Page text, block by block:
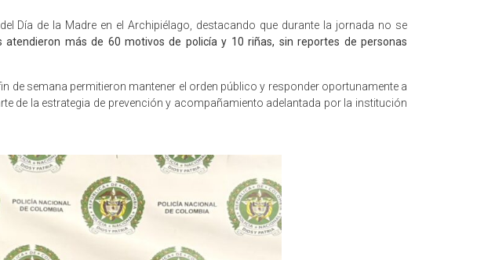
Día de la Madre en el Archipiélago, destacando que durante la jornada no se
atendieron más de 60 motivos de policía y 10 riñas, sin reportes de personas
de semana permitieron mantener el orden público y responder oportunamente a
de la estrategia de prevención y acompañamiento adelantada por la institución